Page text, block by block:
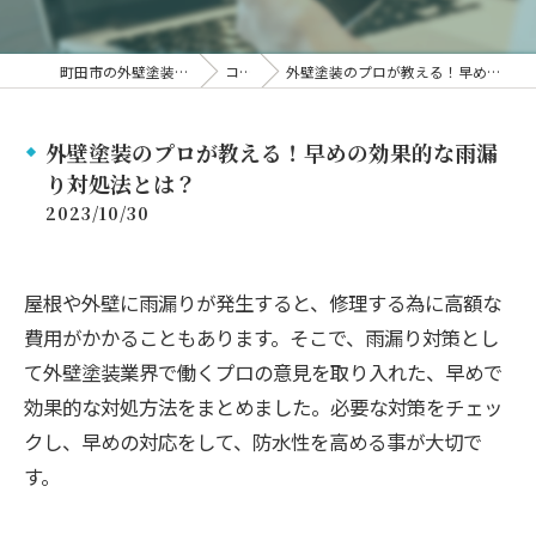
町田市の外壁塗装なら株式会社健進 コラム 外壁塗装のプロが教える！早めの効果的な雨漏り対処法とは？
外壁塗装のプロが教える！早めの効果的な雨漏
り対処法とは？
2023/10/30
屋根や外壁に雨漏りが発生すると、修理する為に高額な
費用がかかることもあります。そこで、雨漏り対策とし
て外壁塗装業界で働くプロの意見を取り入れた、早めで
効果的な対処方法をまとめました。必要な対策をチェッ
クし、早めの対応をして、防水性を高める事が大切で
す。